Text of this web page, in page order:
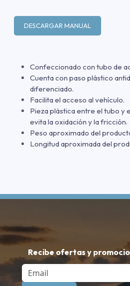
DESCARGAR MANUAL
Confeccionado con tubo de
Cuenta con paso plástico
diferenciado.
Facilita el acceso al vehículo.
Pieza plástica entre el tubo y
evita la oxidación y la fricción.
Peso aproximado del
Longitud aproximada del
Recibe ofertas y
Email